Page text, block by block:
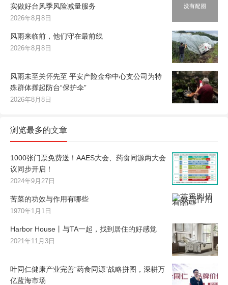
实做好台风季风险减量服务
2026年8月8日
风雨来临前，他们守在最前线
2026年8月8日
风雨未至关怀先至 平安产险金华中心支公司为特
殊群体撑起防台“保护伞”
2026年8月8日
浏览最多的文章
1000张门票免费送！AAES大会、药食同源两大会
议同步开启！
2024年9月27日
苦菜的功效与作用有哪些
1970年1月1日
Harbor House丨与TA一起，找到居住的好感觉
2021年11月3日
叶同仁健康产业完善“药食同源”战略拼图，深耕万
亿蓝海市场